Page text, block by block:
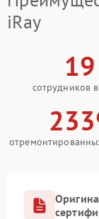
iRay
19
сотрудников